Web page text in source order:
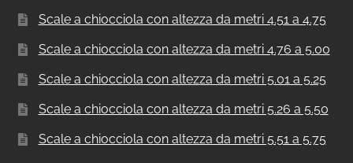
Scale a chiocciola con altezza da metri 4.51 a 4.75
Scale a chiocciola con altezza da metri 4.76 a 5.00
Scale a chiocciola con altezza da metri 5.01 a 5.25
Scale a chiocciola con altezza da metri 5.26 a 5.50
Scale a chiocciola con altezza da metri 5.51 a 5.75